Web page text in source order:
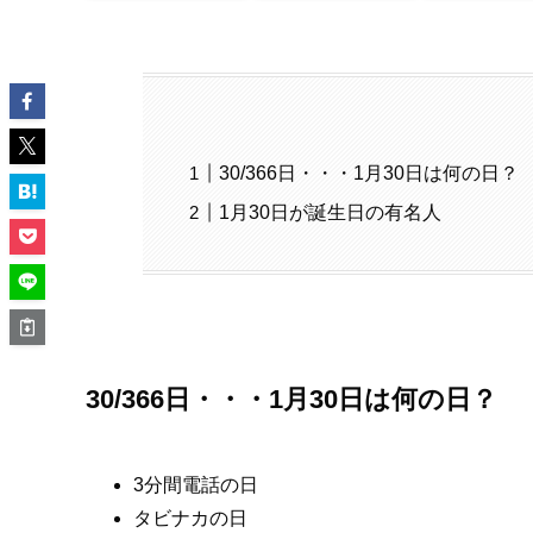
30/366日・・・1月30日は何の日？
1月30日が誕生日の有名人
30/366日・・・1月30日は何の日？
3分間電話の日
タビナカの日